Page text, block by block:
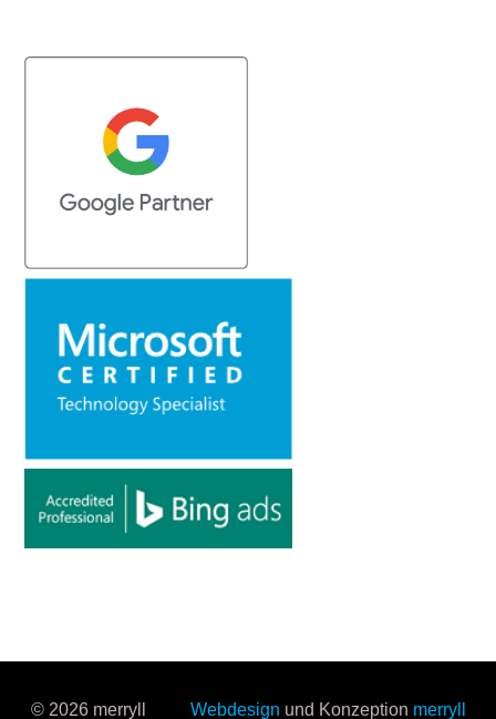
© 2026 merryll Webdesign und Konzeption merryll